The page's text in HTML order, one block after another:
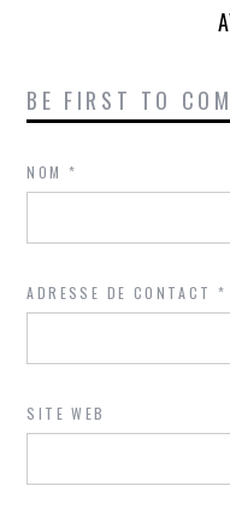
BE FIRST TO
NOM*
ADRESSE DE CONTACT*
SITE WEB